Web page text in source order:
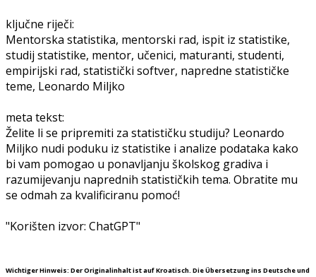
ključne riječi:
Mentorska statistika, mentorski rad, ispit iz statistike,
studij statistike, mentor, učenici, maturanti, studenti,
empirijski rad, statistički softver, napredne statističke
teme, Leonardo Miljko
meta tekst:
Želite li se pripremiti za statističku studiju? Leonardo
Miljko nudi poduku iz statistike i analize podataka kako
bi vam pomogao u ponavljanju školskog gradiva i
razumijevanju naprednih statističkih tema. Obratite mu
se odmah za kvalificiranu pomoć!
"Korišten izvor: ChatGPT"
Wichtiger Hinweis: Der Originalinhalt ist auf Kroatisch. Die Übersetzung ins Deutsche und